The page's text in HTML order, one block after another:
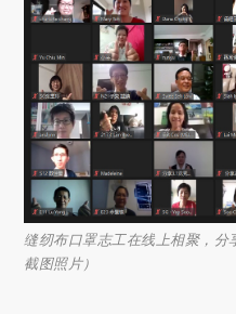
缝纫布口罩志工在线上相聚，
截图照片）